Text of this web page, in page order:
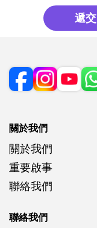
遞交
關於我們
關於我們
重要啟事
聯絡我們
聯絡我們